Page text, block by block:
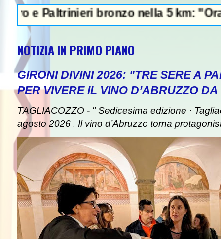
bronzo nella 5 km: "Ora ci
NOTIZIA IN PRIMO PIANO
GIRONI DIVINI 2026: "TRE SERE A
PER VIVERE IL VINO D’ABRUZZO
TAGLIACOZZO - " Sedicesima edizione ·
agosto 2026 . Il vino d’Abruzzo torna